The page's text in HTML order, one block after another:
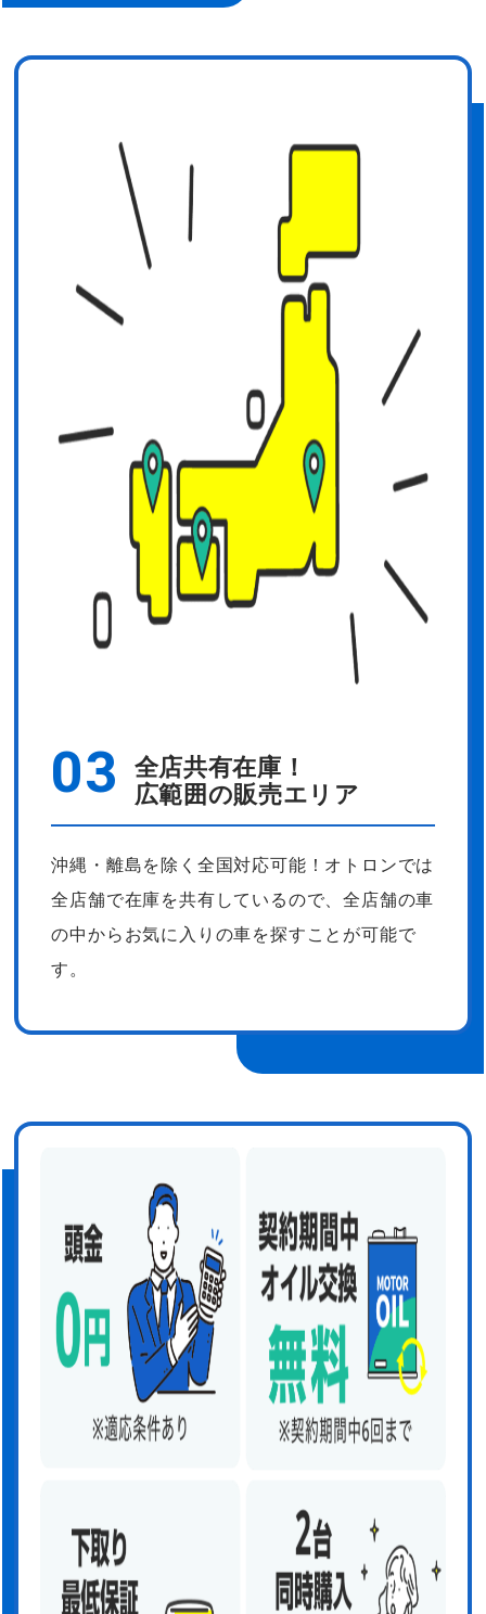
03
全店共有在庫！
広範囲の販売エリア
沖縄・離島を除く全国対応可能！ オトロンでは
全店舗で在庫を共有しているので、全店舗の車
の中からお気に入りの車を探すことが可能で
す。